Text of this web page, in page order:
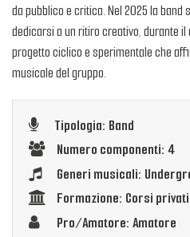
da pubblico e critica. Nel 2025 la band
dedicarsi a un ritiro creativo, durante il
progetto ciclico e sperimentale che
musicale del gruppo.
Tipologia: Band
Numero componenti: 4
Generi musicali:
Formazione: Corsi privati
Pro/Amatore: Amatore